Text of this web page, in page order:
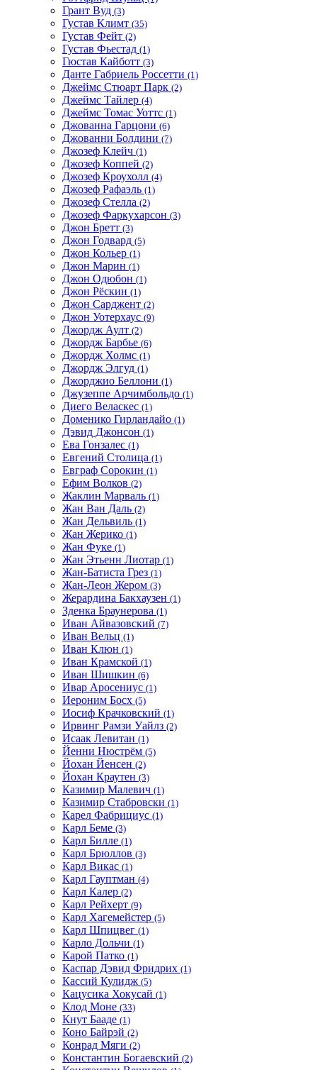
Грант Вуд (3)
Густав Климт (35)
Густав Фейт (2)
Густав Фьестад (1)
Гюстав Кайботт (3)
Данте Габриель Россетти (1)
Джеймс Стюарт Парк (2)
Джеймс Тайлер (4)
Джеймс Томас Уоттс (1)
Джованна Гарцони (6)
Джованни Болдини (7)
Джозеф Клейч (1)
Джозеф Коппей (2)
Джозеф Кроухолл (4)
Джозеф Рафаэль (1)
Джозеф Стелла (2)
Джозеф Фаркухарсон (3)
Джон Бретт (3)
Джон Годвард (5)
Джон Кольер (1)
Джон Марин (1)
Джон Одюбон (1)
Джон Рёскин (1)
Джон Сарджент (2)
Джон Уотерхаус (9)
Джордж Аулт (2)
Джордж Барбье (6)
Джордж Холмс (1)
Джордж Элгуд (1)
Джорджио Беллони (1)
Джузеппе Арчимбольдо (1)
Диего Веласкес (1)
Доменико Гирландайо (1)
Дэвид Джонсон (1)
Ева Гонзалес (1)
Евгений Столица (1)
Евграф Сорокин (1)
Ефим Волков (2)
Жаклин Марваль (1)
Жан Ван Даль (2)
Жан Дельвиль (1)
Жан Жерико (1)
Жан Фуке (1)
Жан Этьенн Лиотар (1)
Жан-Батиста Грез (1)
Жан-Леон Жером (3)
Жерардина Бакхаузен (1)
Зденка Браунерова (1)
Иван Айвазовский (7)
Иван Вельц (1)
Иван Клюн (1)
Иван Крамской (1)
Иван Шишкин (6)
Ивар Аросениус (1)
Иероним Босх (5)
Иосиф Крачковский (1)
Ирвинг Рамзи Уайлз (2)
Исаак Левитан (1)
Йенни Нюстрём (5)
Йохан Йенсен (2)
Йохан Краутен (3)
Казимир Малевич (1)
Казимир Стабровски (1)
Карел Фабрициус (1)
Карл Беме (3)
Карл Билле (1)
Карл Брюллов (3)
Карл Викас (1)
Карл Гауптман (4)
Карл Калер (2)
Карл Рейхерт (9)
Карл Хагемейстер (5)
Карл Шпицвег (1)
Карло Дольчи (1)
Карой Патко (1)
Каспар Дэвид Фридрих (1)
Кассий Кулидж (5)
Кацусика Хокусай (1)
Клод Моне (33)
Кнут Бааде (1)
Коно Байрэй (2)
Конрад Мяги (2)
Константин Богаевский (2)